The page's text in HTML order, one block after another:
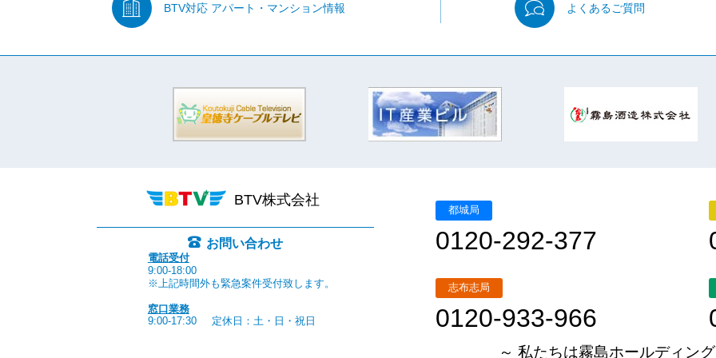
BTV対応 アパート・マンション情報 よくあるご質問
BTV株式会社
お問い合わせ
電話受付
9:00-18:00
※上記時間外も緊急案件受付致します。
窓口業務
9:00-17:30
定休日：土・日・祝日
都城局
0120-292-377
志布志局
0120-933-966
～ 私たちは霧島ホールディン